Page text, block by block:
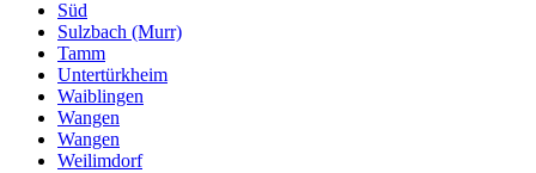
Süd
Sulzbach (Murr)
Tamm
Untertürkheim
Waiblingen
Wangen
Wangen
Weilimdorf